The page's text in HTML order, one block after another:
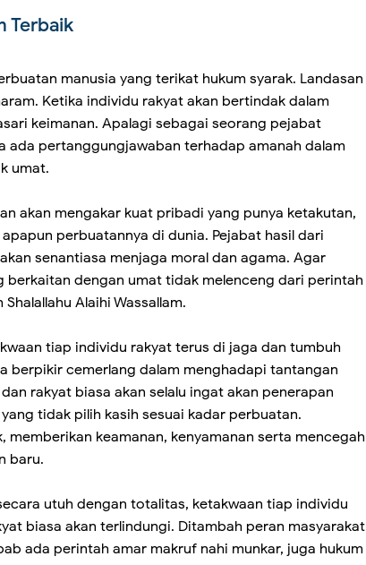
Terbaik
manusia yang terikat hukum syarak. Landasan
Ketika individu rakyat akan bertindak dalam
keimanan. Apalagi sebagai seorang pejabat
ada pertanggungjawaban terhadap amanah dalam
umat.
akan mengakar kuat pribadi yang punya ketakutan,
perbuatannya di dunia. Pejabat hasil dari
senantiasa menjaga moral dan agama. Agar
berkaitan dengan umat tidak melenceng dari perintah
Alaihi Wassallam.
tiap individu rakyat terus di jaga dan tumbuh
berpikir cemerlang dalam menghadapi tantangan
rakyat biasa akan selalu ingat akan penerapan
tidak pilih kasih sesuai kadar perbuatan.
memberikan keamanan, kenyamanan serta mencegah
baru.
utuh dengan totalitas, ketakwaan tiap individu
biasa akan terlindungi. Ditambah peran masyarakat
ada perintah amar makruf nahi munkar, juga hukum